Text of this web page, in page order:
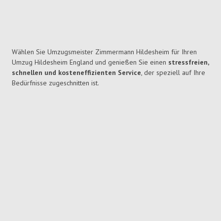
Wählen Sie Umzugsmeister Zimmermann Hildesheim für Ihren
Umzug Hildesheim England und genießen Sie einen stressfreien,
schnellen und kosteneffizienten Service, der speziell auf Ihre
Bedürfnisse zugeschnitten ist.